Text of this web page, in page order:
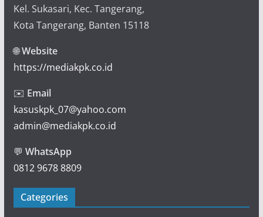
Kel. Sukasari, Kec. Tangerang,
Kota Tangerang, Banten 15118
🌐Website
https://mediakpk.co.id
✉️ Email
kasuskpk_07@yahoo.com
admin@mediakpk.co.id
💬 WhatsApp
0812 9678 8809
Categories